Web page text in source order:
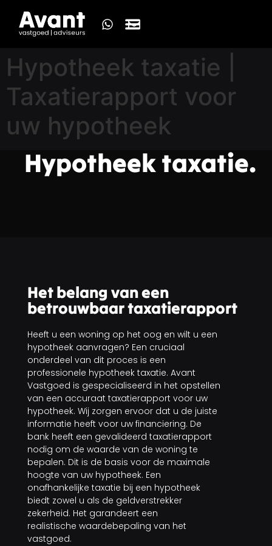
Hypotheek taxatie |
Taxatierapport voor
uw hypotheek
Hypotheek taxatie.
Het belang van een
betrouwbaar taxatierapport
Heeft u een woning op het oog en wilt u een
hypotheek aanvragen? Een cruciaal
onderdeel van dit proces is een
professionele hypotheek taxatie. Avant
Vastgoed is gespecialiseerd in het opstellen
van een accuraat taxatierapport voor uw
hypotheek. Wij zorgen ervoor dat u de juiste
informatie heeft voor uw financiering. De
bank heeft een gevalideerd taxatierapport
nodig om de waarde van de woning te
bepalen. Dit is de basis voor de maximale
hoogte van uw hypotheek. Een
onafhankelijke taxatie bij een hypotheek
biedt zowel u als de geldverstrekker
zekerheid. Het garandeert een
realistische waardebepaling van het
vastgoed.